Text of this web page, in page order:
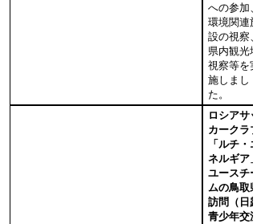
への参加、
環境関連施
設の視察、
県内観光地
視察等を実
施しまし
た。
ロシアサッ
カークラブ
「ルチ・エ
ネルギア」
ユースチー
ムの鳥取県
訪問（日露
青少年交流